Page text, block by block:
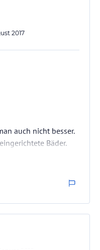
2017
auch nicht besser.
Bäder.
Lage.
werde jederzeit